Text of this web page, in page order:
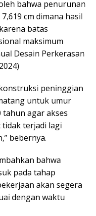
bahwa penurunan
cm dimana hasil
batas
maksimum
Desain Perkerasan
peninggian
untuk umur
agar akses
terjadi lagi
bebernya.
bahwa
pada tahap
akan segera
dengan waktu